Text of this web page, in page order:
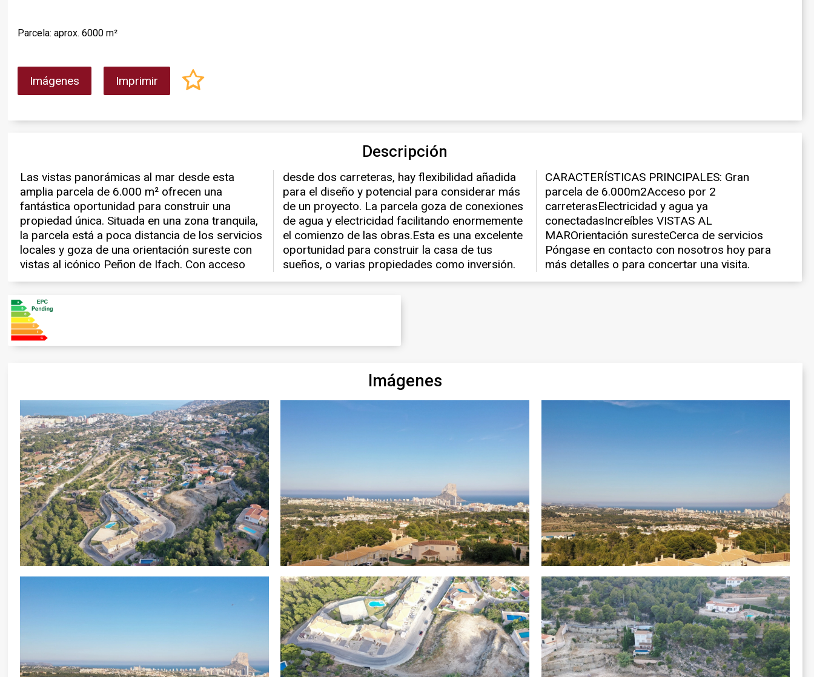
Parcela: aprox. 6000 m²
Imágenes Imprimir
Descripción
Las vistas panorámicas al mar desde esta
amplia parcela de 6.000 m² ofrecen una
fantástica oportunidad para construir una
propiedad única. Situada en una zona tranquila,
la parcela está a poca distancia de los servicios
locales y goza de una orientación sureste con
vistas al icónico Peñon de Ifach. Con acceso
desde dos carreteras, hay flexibilidad añadida
para el diseño y potencial para considerar más
de un proyecto. La parcela goza de conexiones
de agua y electricidad facilitando enormemente
el comienzo de las obras.Esta es una excelente
oportunidad para construir la casa de tus
sueños, o varias propiedades como inversión.
CARACTERÍSTICAS PRINCIPALES: Gran
parcela de 6.000m2Acceso por 2
carreterasElectricidad y agua ya
conectadasIncreíbles VISTAS AL
MAROrientación suresteCerca de servicios
Póngase en contacto con nosotros hoy para
más detalles o para concertar una visita.
Imágenes